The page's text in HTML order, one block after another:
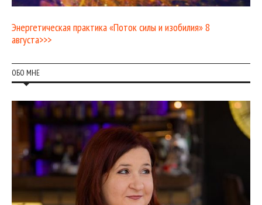
Энергетическая практика «Поток силы и изобилия» 8
августа>>>
ОБО МНЕ